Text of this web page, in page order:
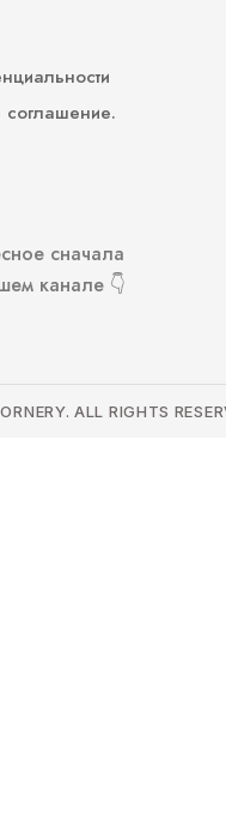
соглашение.
сначала
канале 👇
ALL RIGHTS